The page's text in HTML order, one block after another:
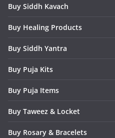
Buy Siddh Kavach
Buy Healing Products
Buy Siddh Yantra
Buy Puja Kits
Buy Puja Items
Buy Taweez & Locket
Buy Rosary & Bracelets